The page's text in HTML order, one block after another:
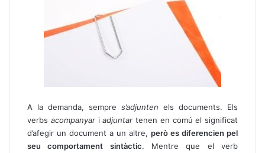
A la demanda, sempre s’adjunten els documents. Els
verbs acompanyariadjuntar tenen en comú el significat
d’afegir un document a un altre, però es diferencien pel
seu comportament sintàctic. Mentre que el verb